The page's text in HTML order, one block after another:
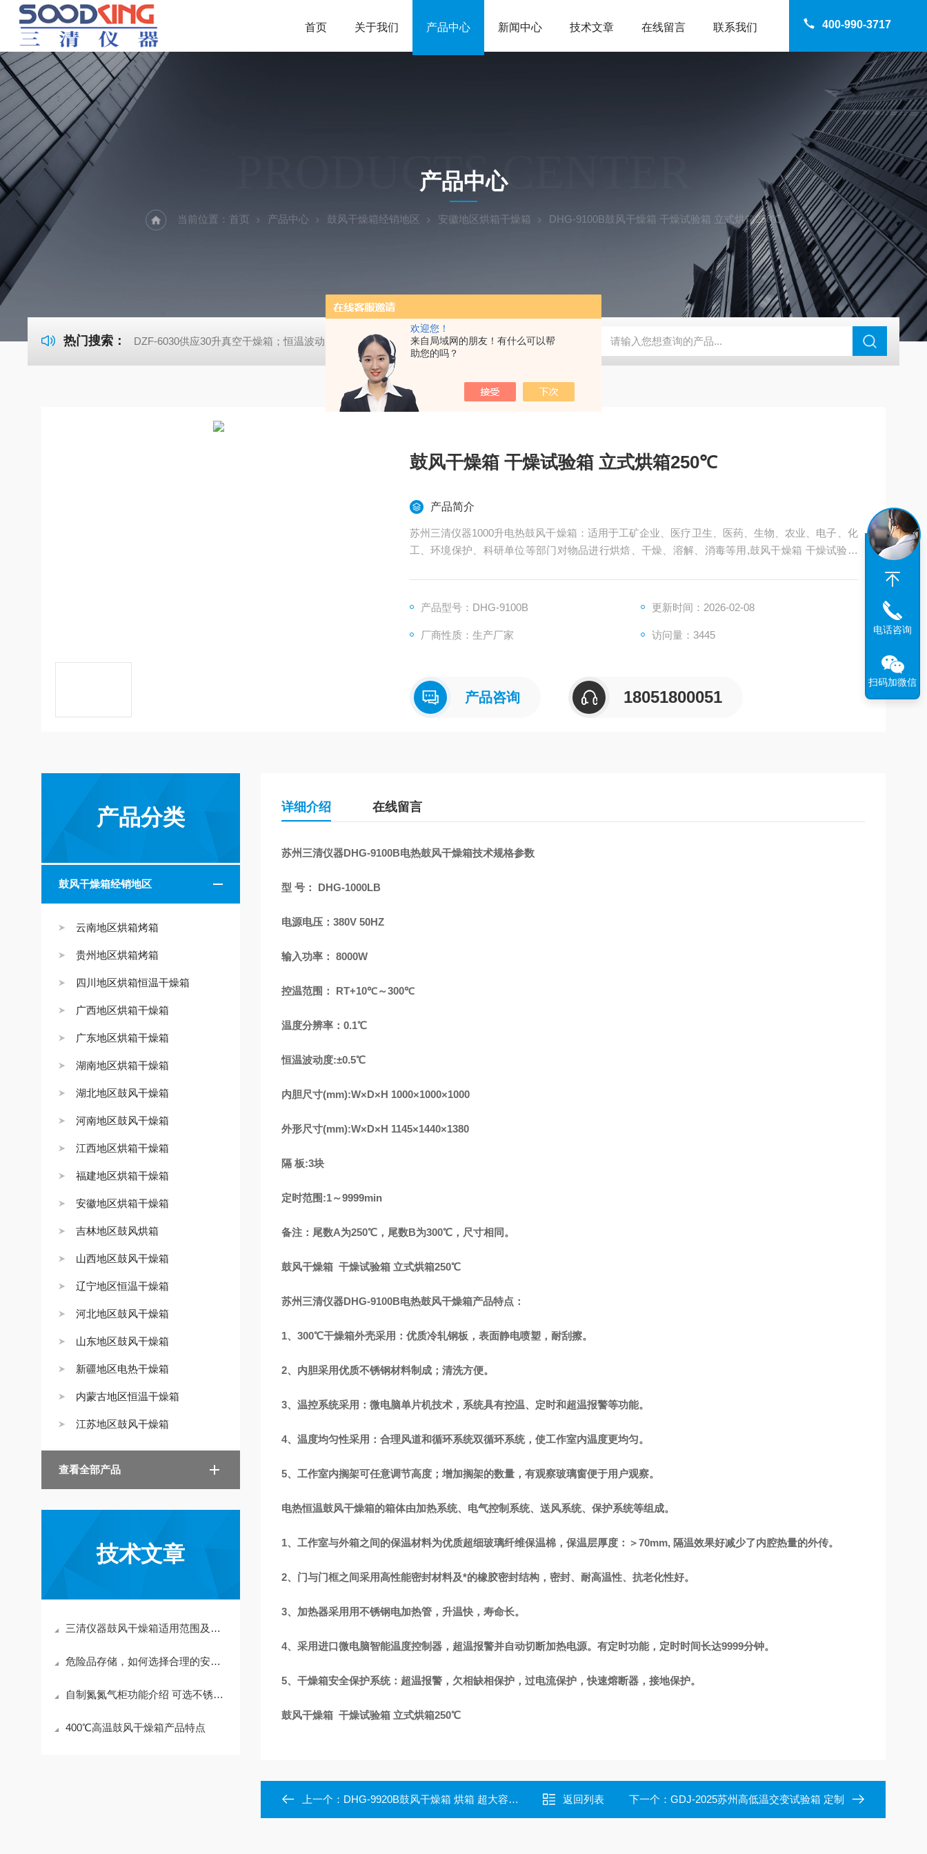
欢迎您！
来自局域网的朋友！有什么可以帮
助您的吗？
400-990-3717
首页 关于我们 产品中心 新闻中心 技术文章 在线留言 联系我们
PRODUCTS CENTER
产品中心
当前位置： 首页 产品中心 鼓风干燥箱经销地区 安徽地区烘箱干燥箱 DHG-9100B鼓风干燥箱 干燥试验箱 立式烘箱250℃
热门搜索： DZF-6030供应30升真空干燥箱；恒温波动度:±0.5℃ DHG-9140B（140升）电热恒温鼓风干燥箱，不锈钢干燥箱，烘箱控温范围300℃ DHG-9070B（70
鼓风干燥箱 干燥试验箱 立式烘箱250℃
产品简介
苏州三清仪器1000升电热鼓风干燥箱：适用于工矿企业、医疗卫生、医药、生物、农业、电子、化
工、环境保护、科研单位等部门对物品进行烘焙、干燥、溶解、消毒等用,鼓风干燥箱 干燥试验箱
产品型号：DHG-9100B 更新时间：2026-02-08
厂商性质：生产厂家 访问量：3445
产品咨询 18051800051
产品分类
鼓风干燥箱经销地区
云南地区烘箱烤箱
贵州地区烘箱烤箱
四川地区烘箱恒温干燥箱
广西地区烘箱干燥箱
广东地区烘箱干燥箱
湖南地区烘箱干燥箱
湖北地区鼓风干燥箱
河南地区鼓风干燥箱
江西地区烘箱干燥箱
福建地区烘箱干燥箱
安徽地区烘箱干燥箱
吉林地区鼓风烘箱
山西地区鼓风干燥箱
辽宁地区恒温干燥箱
河北地区鼓风干燥箱
山东地区鼓风干燥箱
新疆地区电热干燥箱
内蒙古地区恒温干燥箱
江苏地区鼓风干燥箱
查看全部产品
技术文章
三清仪器鼓风干燥箱适用范围及存储和保养
危险品存储，如何选择合理的安全存放
自制氮氮气柜功能介绍 可选不锈钢材质
400℃高温鼓风干燥箱产品特点
详细介绍 在线留言
苏州三清仪器DHG-9100B电热鼓风干燥箱技术规格参数
型 号： DHG-1000LB
电源电压：380V 50HZ
输入功率： 8000W
控温范围： RT+10℃～300℃
温度分辨率：0.1℃
恒温波动度:±0.5℃
内胆尺寸(mm):W×D×H 1000×1000×1000
外形尺寸(mm):W×D×H 1145×1440×1380
隔 板:3块
定时范围:1～9999min
备注：尾数A为250℃，尾数B为300℃，尺寸相同。
鼓风干燥箱 干燥试验箱 立式烘箱250℃
苏州三清仪器DHG-9100B电热鼓风干燥箱产品特点：
1、300℃干燥箱外壳采用：优质冷轧钢板，表面静电喷塑，耐刮擦。
2、内胆采用优质不锈钢材料制成；清洗方便。
3、温控系统采用：微电脑单片机技术，系统具有控温、定时和超温报警等功能。
4、温度均匀性采用：合理风道和循环系统双循环系统，使工作室内温度更均匀。
5、工作室内搁架可任意调节高度；增加搁架的数量，有观察玻璃窗便于用户观察。
电热恒温鼓风干燥箱的箱体由加热系统、电气控制系统、送风系统、保护系统等组成。
1、工作室与外箱之间的保温材料为优质超细玻璃纤维保温棉，保温层厚度：＞70mm, 隔温效果好减少了内腔热量的外传。
2、门与门框之间采用高性能密封材料及*的橡胶密封结构，密封、耐高温性、抗老化性好。
3、加热器采用用不锈钢电加热管，升温快，寿命长。
4、采用进口微电脑智能温度控制器，超温报警并自动切断加热电源。有定时功能，定时时间长达9999分钟。
5、干燥箱安全保护系统：超温报警，欠相缺相保护，过电流保护，快速熔断器，接地保护。
鼓风干燥箱 干燥试验箱 立式烘箱250℃
上一个： DHG-9920B鼓风干燥箱 烘箱 超大容积恒温干燥箱 返回列表 下一个： GDJ-2025苏州高低温交变试验箱 定制
电话咨询
扫码加微信